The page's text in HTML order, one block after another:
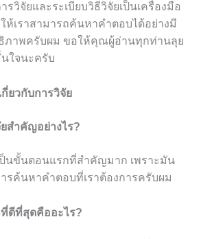
วิจัยและระเบียบวิธีวิจัยเป็นเครื่องมือ
เราสามารถค้นหาคำตอบได้อย่างมี
ภาพครับผม ขอให้คุณผู้อ่านทุกท่านลุย
ใจนะครับ
ยวกับการวิจัย
สำคัญอย่างไร?
ป็นขั้นตอนแรกที่สำคัญมาก เพราะมัน
รค้นหาคำตอบที่เราต้องการครับผม
ดีที่สุดคืออะไร?